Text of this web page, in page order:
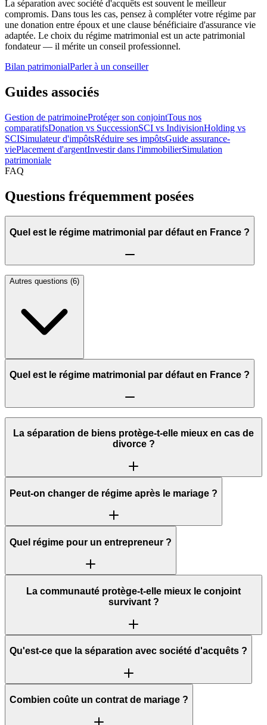
La séparation avec société d'acquêts est souvent le meilleur
compromis. Dans tous les cas, pensez à compléter votre régime par
une donation entre époux et une clause bénéficiaire d'assurance vie
adaptée. Le choix du régime matrimonial est un acte patrimonial
fondateur — il mérite un conseil professionnel.
Bilan patrimonialParler à un conseiller
Guides associés
Gestion de patrimoineProtéger son conjointTous nos
comparatifsDonation vs SuccessionSCI vs IndivisionHolding vs
SCISimulateur d'impôtsRéduire ses impôtsGuide assurance-
viePlacement d'argentInvestir dans l'immobilierSimulation
patrimoniale
FAQ
Questions fréquemment posées
Quel est le régime matrimonial par défaut en France ?
Autres questions (6)
Quel est le régime matrimonial par défaut en France ?
La séparation de biens protège-t-elle mieux en cas de
divorce ?
Peut-on changer de régime après le mariage ?
Quel régime pour un entrepreneur ?
La communauté protège-t-elle mieux le conjoint
survivant ?
Qu'est-ce que la séparation avec société d'acquêts ?
Combien coûte un contrat de mariage ?